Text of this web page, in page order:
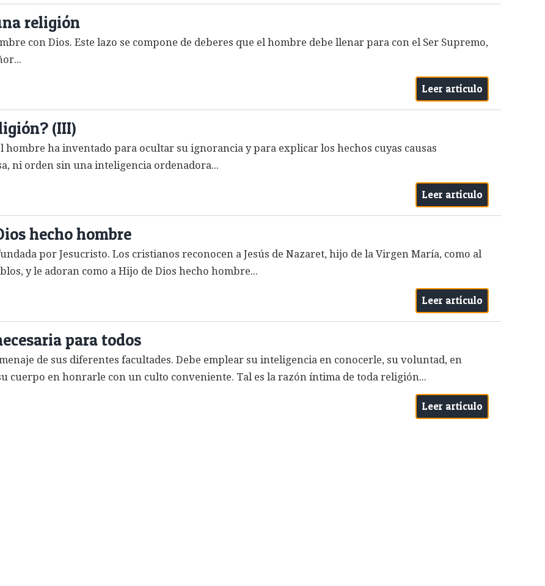
religión
con Dios. Este lazo se compone de deberes que el hombre debe llenar para con el Ser Supremo,
Leer artículo
(III)
hombre ha inventado para ocultar su ignorancia y para explicar los hechos cuyas causas
ni orden sin una inteligencia ordenadora...
Leer artículo
hecho hombre
por Jesucristo. Los cristianos reconocen a Jesús de Nazaret, hijo de la Virgen María, como al
y le adoran como a Hijo de Dios hecho hombre...
Leer artículo
para todos
de sus diferentes facultades. Debe emplear su inteligencia en conocerle, su voluntad, en
cuerpo en honrarle con un culto conveniente. Tal es la razón íntima de toda religión...
Leer artículo